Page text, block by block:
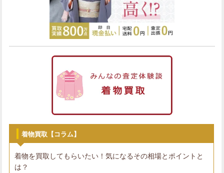
着物買取【コラム】
着物を買取してもらいたい！気になるその相場とポイントと
は？